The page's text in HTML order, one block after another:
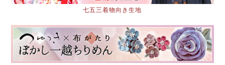
七五三着物向き生地